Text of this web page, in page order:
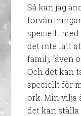
Så kan jag
speciellt med
det inte lätt
familj, “även
Och det kan
speciellt för
ork. Min vilja
det kan ställa